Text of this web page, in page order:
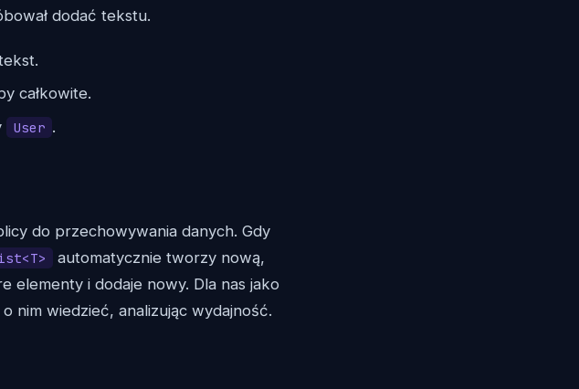
dodać tekstu.
całkowite.
User .
do przechowywania danych. Gdy
automatycznie tworzy nową,
elementy i dodaje nowy. Dla nas jako
nim wiedzieć, analizując wydajność.